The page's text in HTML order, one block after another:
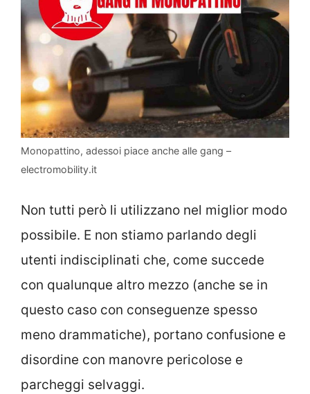
Monopattino, adessoi piace anche alle gang –
electromobility.it
Non tutti però li utilizzano nel miglior modo
possibile. E non stiamo parlando degli
utenti indisciplinati che, come succede
con qualunque altro mezzo (anche se in
questo caso con conseguenze spesso
meno drammatiche), portano confusione e
disordine con manovre pericolose e
parcheggi selvaggi.